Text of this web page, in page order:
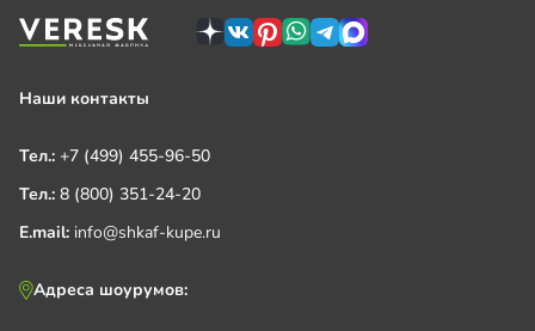
Наши контакты
Тел.: +7 (499) 455-96-50
Тел.: 8 (800) 351-24-20
E.mail: info@shkaf-kupe.ru
Адреса шоурумов: